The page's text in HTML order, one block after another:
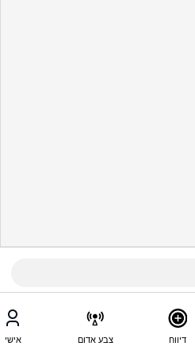
דיווח צבע אדום אישי